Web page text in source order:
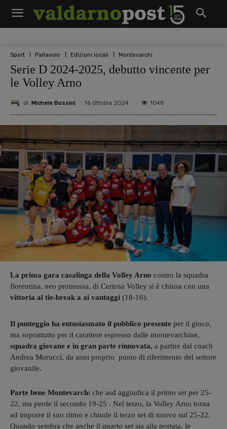
Sport Pallavolo Edizioni locali Montevarchi
Serie D 2024-2025, debutto vincente per
le Volley Arno
di Michele Bossini 16 Ottobre 2024 1048
La prima gara casalinga della Volley Arno contro la squadra
fiorentina, neo promossa, di Certosa Volley si è chiusa con una
vittoria al tie-break a ai vantaggi (18-16).
Il punteggio ha entusiasmato il pubblico presente per il gioco,
ma soprattutto per il carattere espresso dalle montevarchine,
squadra giovane e in gran parte rinnovata, a partire dal coach
Andrea Morucci, da anni proprio punto di riferimento del settore
giovanile.
Parte bene Montevarchi che asd aggiudica il primo set per 25-
22, ma perde il secondo 19-25 . Nel terzo, la Volley Arno torna
ad imporre il suo ritmo e chiude il terzo set di nuovo sul 25-22.
Quando sembra che anche il quarto set sia alla portata, le